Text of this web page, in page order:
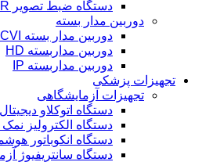
دستگاه ضبط تصویر DVR
دوربین مدار بسته
دوربین مدار بسته HDCVI
دوربین مداربسته HD
دوربین مداربسته IP
تجهیزات پزشکی
تجهیزات آزمایشگاهی
دستگاه اتوکلاو دیجیتال
دستگاه الکترولیز
دستگاه انکوباتور
دستگاه سانتریفیوژ